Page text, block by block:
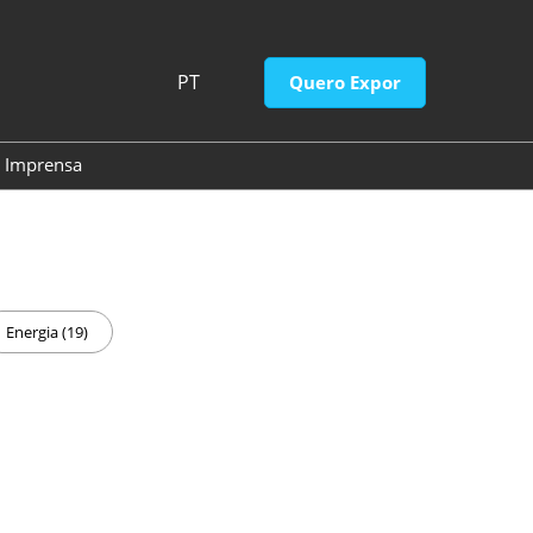
PT
EN
Quero Expor
Imprensa
Energia (19)